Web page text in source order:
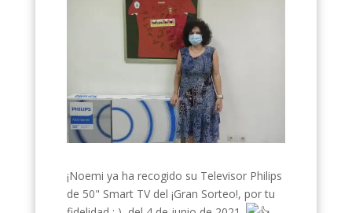
¡Noemi ya ha recogido su Televisor Philips
de 50" Smart TV del ¡Gran Sorteo!, por tu